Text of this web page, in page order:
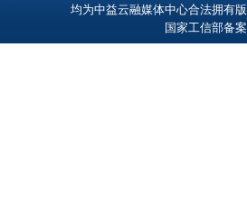
均为中益云融媒体中心合法拥有
国家工信部备